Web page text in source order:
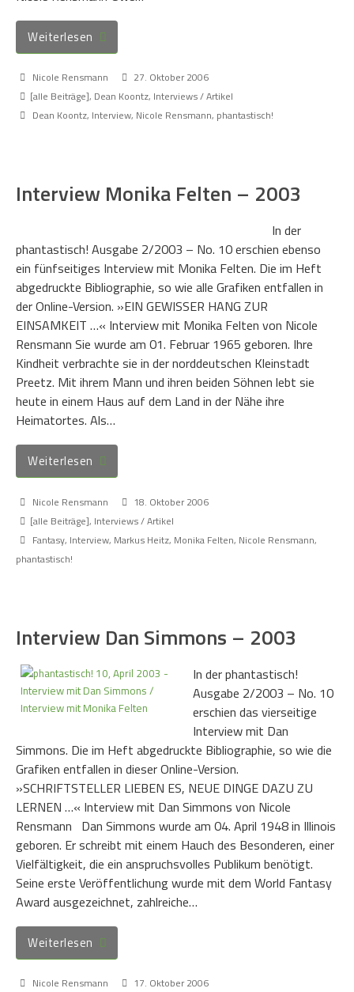
Weiterlesen
Nicole Rensmann
27. Oktober 2006
[alle Beiträge], Dean Koontz, Interviews / Artikel
Dean Koontz, Interview, Nicole Rensmann, phantastisch!
Interview Monika Felten – 2003
In der
phantastisch! Ausgabe 2/2003 – No. 10 erschien ebenso
ein fünfseitiges Interview mit Monika Felten. Die im Heft
abgedruckte Bibliographie, so wie alle Grafiken entfallen in
der Online-Version. »EIN GEWISSER HANG ZUR
EINSAMKEIT …« Interview mit Monika Felten von Nicole
Rensmann Sie wurde am 01. Februar 1965 geboren. Ihre
Kindheit verbrachte sie in der norddeutschen Kleinstadt
Preetz. Mit ihrem Mann und ihren beiden Söhnen lebt sie
heute in einem Haus auf dem Land in der Nähe ihre
Heimatortes. Als…
Weiterlesen
Nicole Rensmann
18. Oktober 2006
[alle Beiträge], Interviews / Artikel
Fantasy, Interview, Markus Heitz, Monika Felten, Nicole Rensmann,
phantastisch!
Interview Dan Simmons – 2003
In der phantastisch!
Ausgabe 2/2003 – No. 10
erschien das vierseitige
Interview mit Dan
Simmons. Die im Heft abgedruckte Bibliographie, so wie die
Grafiken entfallen in dieser Online-Version.
»SCHRIFTSTELLER LIEBEN ES, NEUE DINGE DAZU ZU
LERNEN …« Interview mit Dan Simmons von Nicole
Rensmann Dan Simmons wurde am 04. April 1948 in Illinois
geboren. Er schreibt mit einem Hauch des Besonderen, einer
Vielfältigkeit, die ein anspruchsvolles Publikum benötigt.
Seine erste Veröffentlichung wurde mit dem World Fantasy
Award ausgezeichnet, zahlreiche…
Weiterlesen
Nicole Rensmann
17. Oktober 2006